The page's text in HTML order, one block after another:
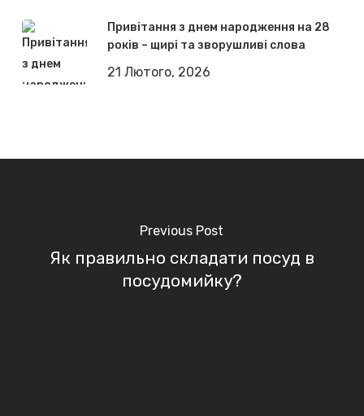
Привітання з днем народження на 28
років – щирі та зворушливі слова
21 Лютого, 2026
Previous Post
Як правильно складати посуд в
посудомийку?